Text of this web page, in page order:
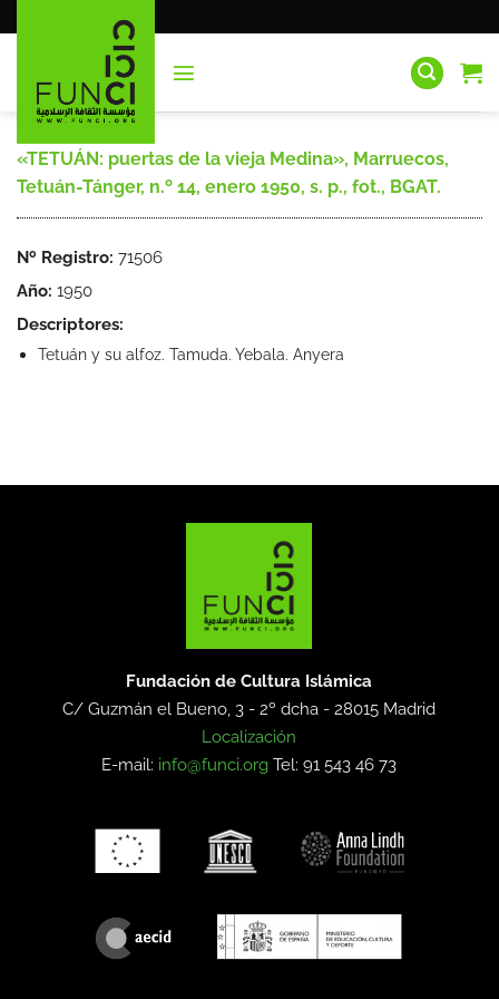
al
«TETUÁN: puertas de la vieja Medina», Marruecos,
Tetuán-Tánger, n.º 14, enero 1950, s. p., fot., BGAT.
Nº Registro: 71506
Año: 1950
Descriptores:
Tetuán y su alfoz. Tamuda. Yebala. Anyera
Fundación de Cultura Islámica
C/ Guzmán el Bueno, 3 - 2º dcha -28015 Madrid
Localización
E-mail: info@funci.org Tel: 91 543 46 73